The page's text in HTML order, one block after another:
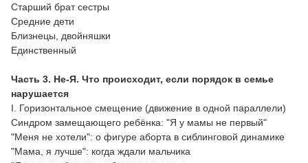
Старший брат сестры
Средние дети
Близнецы, двойняшки
Единственный
Часть 3. Не-Я. Что происходит, если порядок в семье
нарушается
I. Горизонтальное смещение (движение в одной параллели)
Синдром замещающего ребёнка: "Я у мамы не первый"
"Меня не хотели": о фигуре аборта в сиблинговой динамике
"Мама, я лучше": когда ждали мальчика